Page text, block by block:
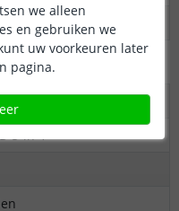
5-in-1
we alleen
en gebruiken we
uw voorkeuren later
pagina.